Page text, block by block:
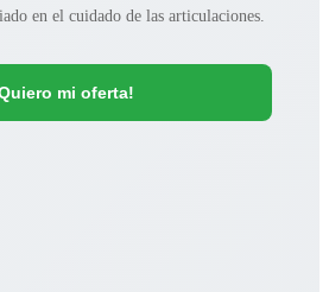
en el cuidado de las articulaciones.
mi oferta!